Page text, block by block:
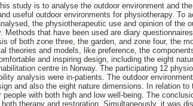
study is to analyse the outdoor environment and
useful outdoor environments for physiotherapy.
the physiotherapeutic use and opinion of the
Methods that have been used are diary
of both zone three, the garden, and zone four, the
theories and models, like preference, the
and inspiring design, including the eight
centre in Norway. The participating 12
analysis were in-patients. The outdoor
and also the eight nature dimensions. In relation
people with both high and low well-being. The
both therapy and restoration. Simultaneously, it was